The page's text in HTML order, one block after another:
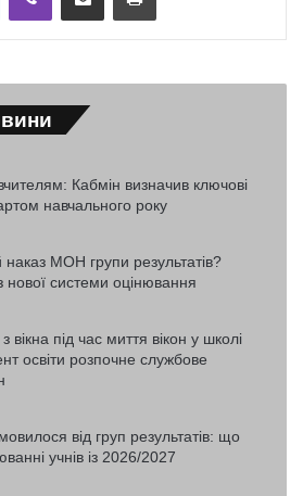
Кабмін визначив ключові
навчального року
наказ МОН групи результатів?
системи оцінювання
вікна під час миття вікон у школі
освіти розпочне службове
від груп результатів: що
учнів із 2026/2027